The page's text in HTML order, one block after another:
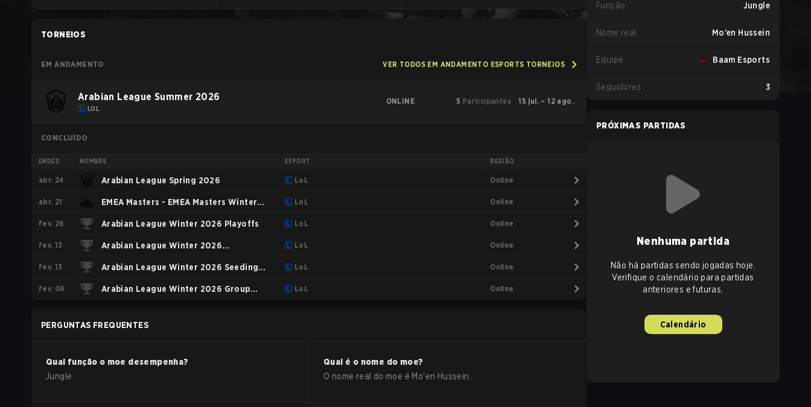
TORNEIOS
EM ANDAMENTO VER TODOS EM ANDAMENTO ESPORTS TORNEIOS
Arabian League Summer 2026
LOL
ONLINE 5 Participantes 15 jul. – 12 ago.
CONCLUÍDO
ENDED NOMBRE ESPORT REGIÃO
abr. 24 Arabian League Spring 2026 LoL Online
abr. 21 EMEA Masters - EMEA Masters Winter
2026
LoL Online
fev. 26 Arabian League Winter 2026 Playoffs LoL Online
fev. 13 Arabian League Winter 2026
Elimination Phase
LoL Online
fev. 13 Arabian League Winter 2026 Seeding
Phase
LoL Online
fev. 06 Arabian League Winter 2026 Group LoL Online
PERGUNTAS FREQUENTES
Qual função o moe desempenha?
Jungle
Qual é o nome do moe?
O nome real do moe é Mo'en Hussein
Função Jungle
Nome real Mo'en Hussein
Equipe Baam Esports
Seguidores 3
PRÓXIMAS PARTIDAS
Nenhuma partida
Não há partidas sendo jogadas hoje.
Verifique o calendário para partidas
anteriores e futuras.
Calendário